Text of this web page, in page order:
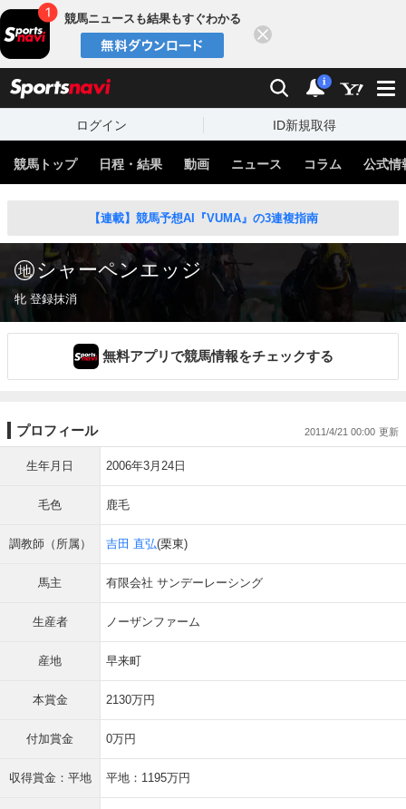
競馬ニュースも結果もすぐわかる
検索 通知
i
ログイン ID新規取得
競馬トップ 日程・結果 動画 ニュース コラム 公式情
【連載】競馬予想AI『VUMA』の3連複指南
シャーペンエッジ
牝 登録抹消
無料アプリで競馬情報をチェックする
プロフィール 2011/4/21 00:00
生年月日 2006年3月24日
毛色 鹿毛
調教師（所属） 吉田 直弘(栗東)
馬主 有限会社 サンデーレーシング
生産者 ノーザンファーム
産地 早来町
本賞金 2130万円
付加賞金 0万円
収得賞金：平地 平地：1195万円